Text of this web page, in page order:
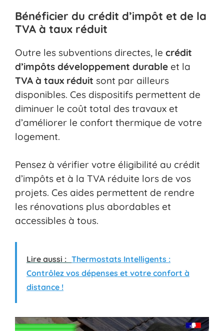
Bénéficier du crédit d’impôt et de la
TVA à taux réduit
Outre les subventions directes, le crédit
d’impôts développement durable et la
TVA à taux réduit sont par ailleurs
disponibles. Ces dispositifs permettent de
diminuer le coût total des travaux et
d’améliorer le confort thermique de votre
logement.
Pensez à vérifier votre éligibilité au crédit
d’impôts et à la TVA réduite lors de vos
projets. Ces aides permettent de rendre
les rénovations plus abordables et
accessibles à tous.
Lire aussi : Thermostats Intelligents :
Contrôlez vos dépenses et votre confort à
distance !